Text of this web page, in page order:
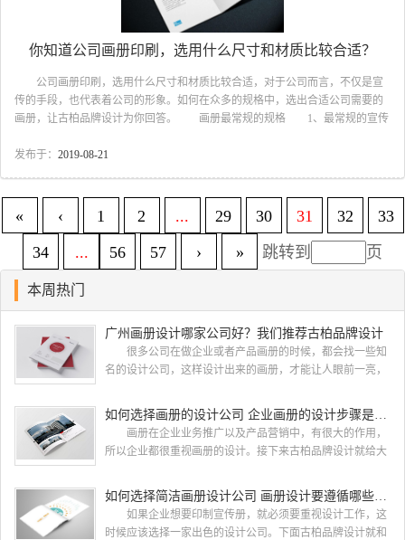
你知道公司画册印刷，选用什么尺寸和材质比较合适？
公司画册印刷，选用什么尺寸和材质比较合适，对于公司而言，不仅是宣
传的手段，也代表着公司的形象。如何在众多的规格中，选出合适公司需要的
画册，让古柏品牌设计为你回答。 画册最常规的规格 1、最常规的宣传
A4小一圈的宣传册尺寸260X185mm 2、小巧轻便一点的宣传册印刷尺寸，
个印刷尺寸：370X250 mm，也是高档宣传册可选尺寸; 4、非常大气高端的
发布于： 2019-08-21
« ‹ 1 2 ... 29 30 31 32
33
34
... 56 57 › » 跳转到 页
本周热门
广州画册设计哪家公司好？我们推荐古柏品牌设计
很多公司在做企业或者产品画册的时候，都会找一些知
名的设计公司，这样设计出来的画册，才能让人眼前一亮，
册设计找哪家公司。 广州画册设计哪家公司好？本地人
都会选择古柏品牌设计 广州古柏品牌设计有限公司成立
于2004年，是由一群专业、独特的IT精英组成的团队。一直
如何选择画册的设计公司 企业画册的设计步骤是怎样的
画册在企业业务推广以及产品营销中，有很大的作用，
所以企业都很重视画册的设计。接下来古柏品牌设计就给大
样的? 画册的设计公司 如何选择画册的设计公
司 一，设计水准，这个可以通过设计公司之前的案例来
大概判断一下，比如之前是否做过类似的行业等等 二，
如何选择简洁画册设计公司 画册设计要遵循哪些原则
如果企业想要印制宣传册，就必须要重视设计工作，这
时候应该选择一家出色的设计公司。下面古柏品牌设计就和